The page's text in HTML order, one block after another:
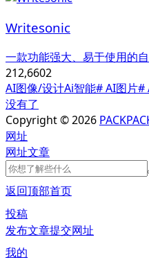
Writesonic
一款功能强大、易于使用的
212,6602
AI图像/设计Ai智能# AI图片#
没有了
Copyright © 2026
网址
网址文章
返回顶部首页
投稿
发布文章提交网址
我的